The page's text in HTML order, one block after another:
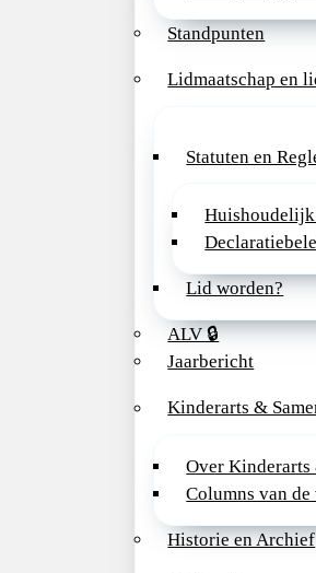
Standpunten
Lidmaatschap en
Statuten en
Lid worden?
ALV 🔒
Jaarbericht
Kinderarts &
Over Kinderarts
Columns van
Historie en Archief